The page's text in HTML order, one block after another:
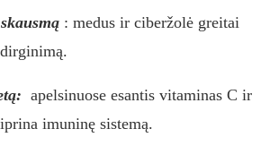
: medus ir ciberžolė greitai
apelsinuose esantis vitaminas C ir
imuninę sistemą.